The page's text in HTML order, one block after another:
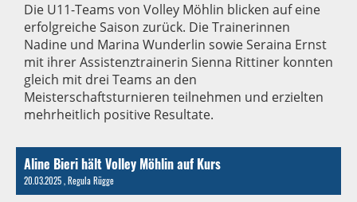
Die U11-Teams von Volley Möhlin blicken auf eine
erfolgreiche Saison zurück. Die Trainerinnen
Nadine und Marina Wunderlin sowie Seraina Ernst
mit ihrer Assistenztrainerin Sienna Rittiner konnten
gleich mit drei Teams an den
Meisterschaftsturnieren teilnehmen und erzielten
mehrheitlich positive Resultate.
Aline Bieri hält Volley Möhlin auf Kurs
20.03.2025, Regula Rügge